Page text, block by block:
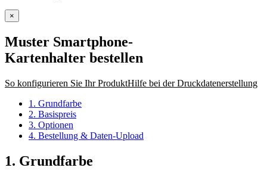
×
Muster Smartphone-
Kartenhalter bestellen
So konfigurieren Sie Ihr ProduktHilfe bei der Druckdatenerstellung
1. Grundfarbe
2. Basispreis
3. Optionen
4. Bestellung & Daten-Upload
1. Grundfarbe